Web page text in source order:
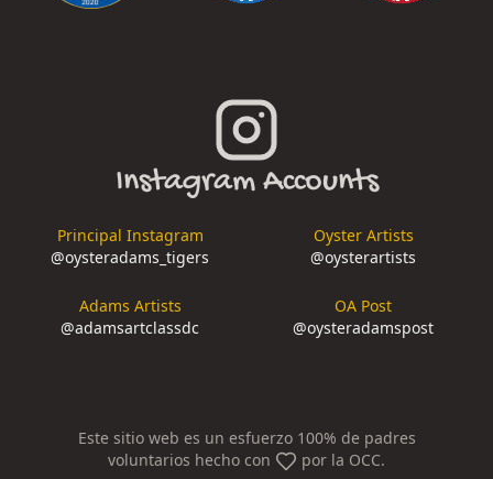
Instagram Accounts
Principal Instagram
@oysteradams_tigers
Oyster Artists
@oysterartists
Adams Artists
@adamsartclassdc
OA Post
@oysteradamspost
Este sitio web es un esfuerzo 100% de padres
voluntarios hecho con
por la OCC.